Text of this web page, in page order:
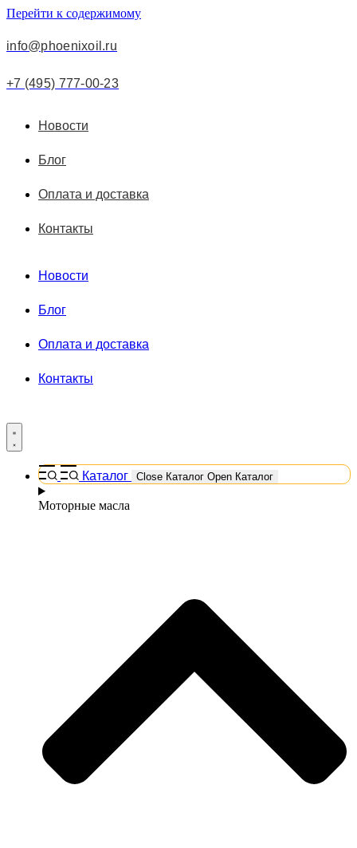
Перейти к содержимому
info@phoenixoil.ru
+7 (495) 777-00-23
Новости
Блог
Оплата и доставка
Контакты
Новости
Блог
Оплата и доставка
Контакты
Каталог Close Каталог Open Каталог
Моторные масла